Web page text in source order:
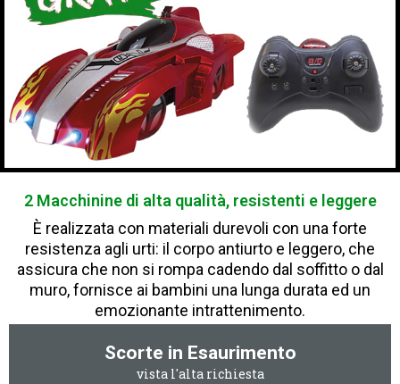
2 Macchinine di alta qualità, resistenti e leggere
È realizzata con materiali durevoli con una forte
resistenza agli urti: il corpo antiurto e leggero, che
assicura che non si rompa cadendo dal soffitto o dal
muro, fornisce ai bambini una lunga durata ed un
emozionante intrattenimento.
Scorte in Esaurimento
vista l'alta richiesta